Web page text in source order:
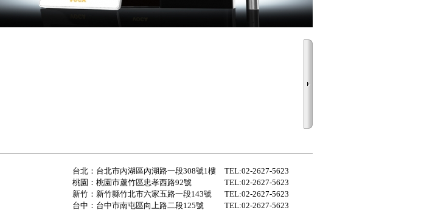
台北：台北市內湖區內湖路一段308號1樓
TEL:02-2627-5623
桃園：桃園市蘆竹區忠孝西路92號
TEL:02-2627-5623
新竹：新竹縣竹北市六家五路一段143號
TEL:02-2627-5623
台中：台中市南屯區向上路二段125號
TEL:02-2627-5623